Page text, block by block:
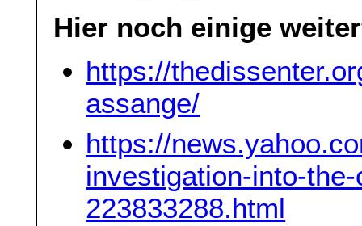
Hier noch einige
https://
assange/
https://
investigation-into-
223833288.html